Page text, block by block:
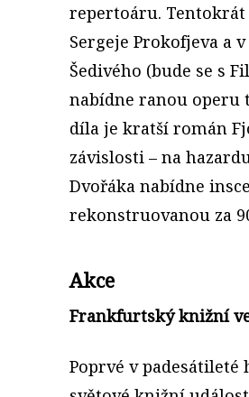
repertoáru.
Sergeje Prokofjeva a
Šedivého (bude se s
nabídne ranou operu
díla je kratší román
závislosti – na
Dvořáka nabídne
rekonstruovanou za
Akce
Frankfurtský knižní
Poprvé v